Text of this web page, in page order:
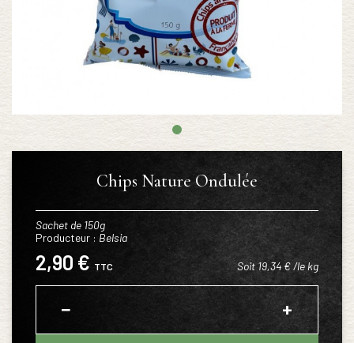
Chips Nature Ondulée
Sachet de 150g
Producteur : Belsia
2,90 € TTC Soit 19,34 € /le kg
− +